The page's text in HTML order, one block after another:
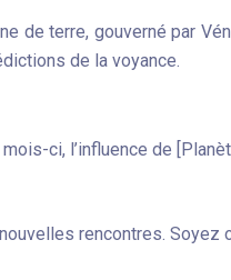
de terre, gouverné par
de la voyance.
ci, l’influence de
rencontres.